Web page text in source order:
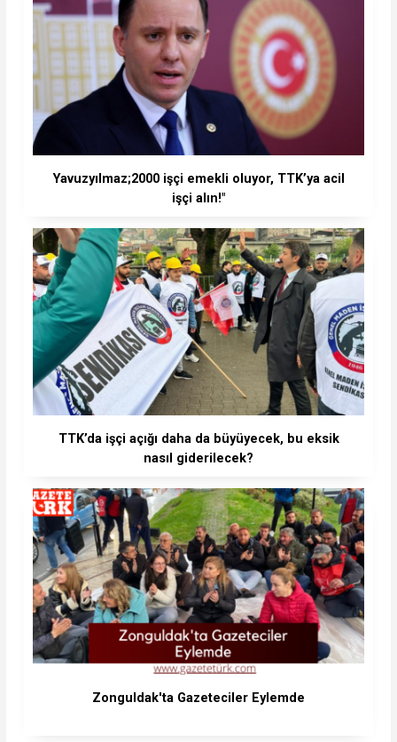
Yavuzyılmaz;2000 işçi emekli oluyor, TTK’ya acil
işçi alın!"
TTK’da işçi açığı daha da büyüyecek, bu eksik
nasıl giderilecek?
Zonguldak'ta Gazeteciler Eylemde